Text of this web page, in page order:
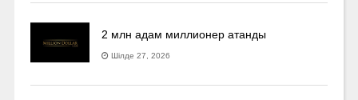
2 млн адам миллионер атанды
Шілде 27, 2026